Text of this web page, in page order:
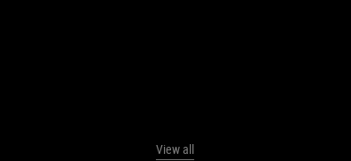
View all